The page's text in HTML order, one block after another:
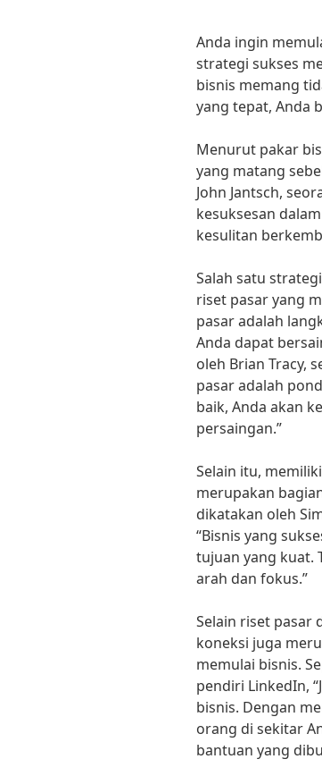
Anda ingin
strategi sukses
bisnis memang
yang tepat, Anda
Menurut pakar
yang matang
John Jantsch,
kesuksesan
kesulitan
Salah satu
riset pasar yang
pasar adalah
Anda dapat
oleh Brian Tracy,
pasar adalah
baik, Anda akan
persaingan.”
Selain itu,
merupakan
dikatakan oleh
“Bisnis yang
tujuan yang kuat.
arah dan fokus.”
Selain riset pasar
koneksi juga
memulai bisnis.
pendiri LinkedIn,
bisnis. Dengan
orang di sekitar
bantuan yang